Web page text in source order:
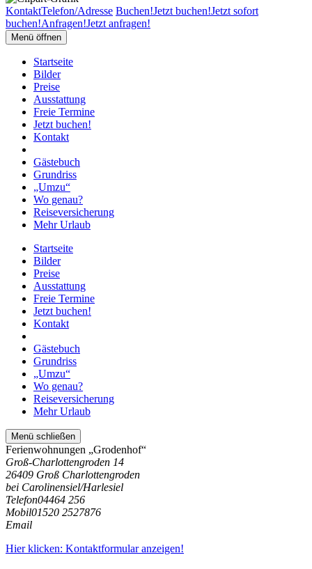
KontaktTelefon/Adresse Buchen!Jetzt buchen!Jetzt sofort
buchen!Anfragen!Jetzt anfragen!
Menü öffnen
Startseite
Bilder
Preise
Ausstattung
Freie Termine
Jetzt buchen!
Kontakt
Gästebuch
Grundriss
„Umzu“
Wo genau?
Reiseversicherung
Mehr Urlaub
Startseite
Bilder
Preise
Ausstattung
Freie Termine
Jetzt buchen!
Kontakt
Gästebuch
Grundriss
„Umzu“
Wo genau?
Reiseversicherung
Mehr Urlaub
Menü schließen
Ferienwohnungen „Grodenhof“
Groß-Charlottengroden 14
26409 Groß Charlottengroden
bei Carolinensiel/Harlesiel
Telefon04464 256
Mobil01520 2527876
Email
Hier klicken: Kontaktformular anzeigen!